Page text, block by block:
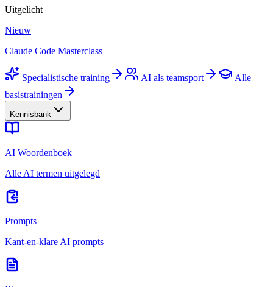
Uitgelicht
Nieuw
Claude Code Masterclass
Specialistische training AI als teamsport
Alle
basistrainingen
Kennisbank
AI Woordenboek
Alle AI termen uitgelegd
Prompts
Kant-en-klare AI prompts